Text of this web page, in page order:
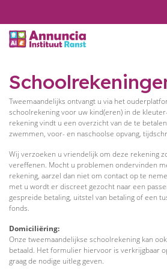
Tweemaandelijks ontvangt u via het
schoolrekening voor uw kind(eren) in de
rekening vindt u een overzicht van de te
zwemmen, voor- en naschoolse opvang,
Wij verzoeken u vriendelijk om deze rekening
vereffenen. Mocht u problemen ondervinden
rekening, aarzel dan niet om contact op te
met u wordt er discreet gezocht naar een
gespreide betaling, uitstel van betaling of een
fonds.
Domiciliëring:
Onze tweemaandelijkse schoolrekening kan
betaald. Het formulier hiervoor is verkrijgbaar
graag de nodige uitleg geven.